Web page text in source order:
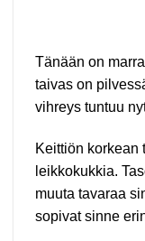
Tänään on
taivas on
vihreys tuntuu
Keittiön korkean
leikkokukkia.
muuta tavaraa
sopivat sinne